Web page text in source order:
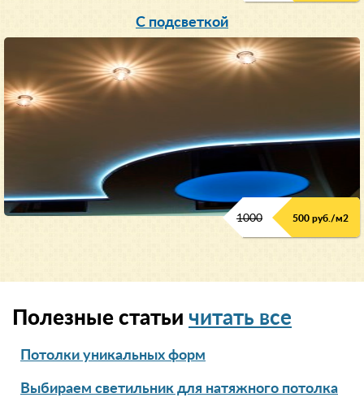
С подсветкой
1000 500 руб./м2
Полезные статьи читать все
Потолки уникальных форм
Выбираем светильник для натяжного потолка